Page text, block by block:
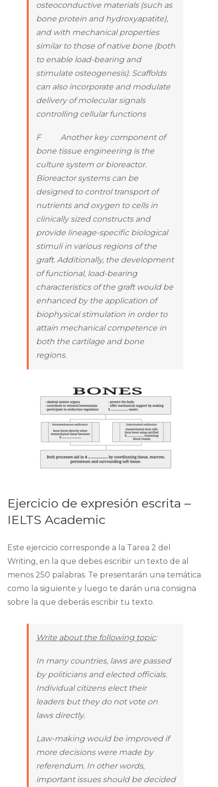
osteoconductive materials (such as
bone protein and hydroxyapatite),
and with mechanical properties
similar to those of native bone (both
to enable load-bearing and
stimulate osteogenesis). Scaffolds
can also incorporate and modulate
delivery of molecular signals
controlling cellular functions
F Another key component of
bone tissue engineering is the
culture system or bioreactor.
Bioreactor systems can be
designed to control transport of
nutrients and oxygen to cells in
clinically sized constructs and
provide lineage-specific biological
stimuli in various regions of the
graft. Additionally, the development
of functional, load-bearing
characteristics of the graft would be
enhanced by the application of
biophysical stimulation in order to
attain mechanical competence in
both the cartilage and bone
regions.
Ejercicio de expresión escrita –
IELTS Academic
Este ejercicio corresponde a la Tarea 2 del
Writing, en la que debes escribir un texto de al
menos 250 palabras. Te presentarán una temática
como la siguiente y luego te darán una consigna
sobre la que deberás escribir tu texto.
Write about the following topic:
In many countries, laws are passed
by politicians and elected officials.
Individual citizens elect their
leaders but they do not vote on
laws directly.
Law-making would be improved if
more decisions were made by
referendum. In other words,
important issues should be decided